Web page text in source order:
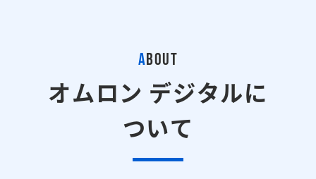
ABOUT
オムロン デジタルに
ついて